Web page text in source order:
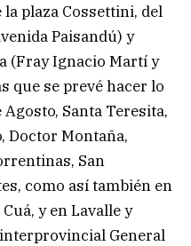
la plaza Cossettini, del
Paisandú) y
(Fray Ignacio Martí y
que se prevé hacer lo
Santa Teresita,
Doctor Montaña,
San
como así también en
y en Lavalle y
General